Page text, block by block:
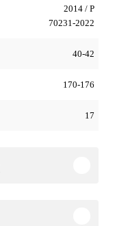
2014 / Р
70231-2022
40-42
170-176
17